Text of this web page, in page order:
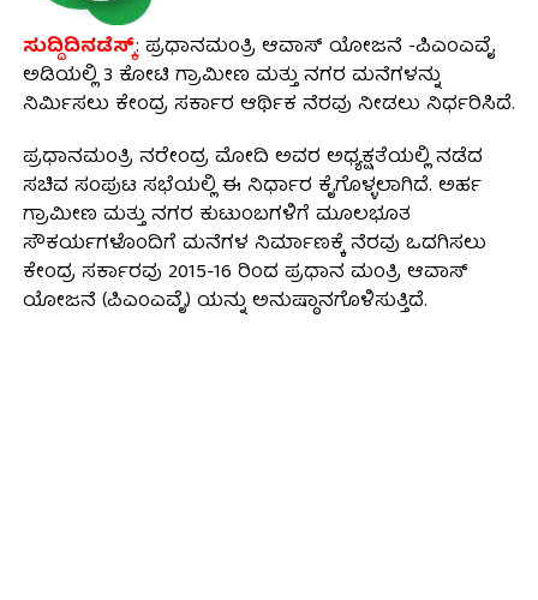
ಸುದ್ದಿದಿನಡೆಸ್ಕ್: ಪ್ರಧಾನಮಂತ್ರಿ ಆವಾಸ್ ಯೋಜನೆ -ಪಿಎಂಎವೈ
ಅಡಿಯಲ್ಲಿ 3 ಕೋಟಿ ಗ್ರಾಮೀಣ ಮತ್ತು ನಗರ ಮನೆಗಳನ್ನು
ನಿರ್ಮಿಸಲು ಕೇಂದ್ರ ಸರ್ಕಾರ ಆರ್ಥಿಕ ನೆರವು ನೀಡಲು ನಿರ್ಧರಿಸಿದೆ.
ಪ್ರಧಾನಮಂತ್ರಿ ನರೇಂದ್ರ ಮೋದಿ ಅವರ ಅಧ್ಯಕ್ಷತೆಯಲ್ಲಿ ನಡೆದ
ಸಚಿವ ಸಂಪುಟ ಸಭೆಯಲ್ಲಿ ಈ ನಿರ್ಧಾರ ಕೈಗೊಳ್ಳಲಾಗಿದೆ. ಅರ್ಹ
ಗ್ರಾಮೀಣ ಮತ್ತು ನಗರ ಕುಟುಂಬಗಳಿಗೆ ಮೂಲಭೂತ
ಸೌಕರ್ಯಗಳೊಂದಿಗೆ ಮನೆಗಳ ನಿರ್ಮಾಣಕ್ಕೆ ನೆರವು ಒದಗಿಸಲು
ಕೇಂದ್ರ ಸರ್ಕಾರವು 2015-16 ರಿಂದ ಪ್ರಧಾನ ಮಂತ್ರಿ ಆವಾಸ್
ಯೋಜನೆ (ಪಿಎಂಎವೈ) ಯನ್ನು ಅನುಷ್ಠಾನಗೊಳಿಸುತ್ತಿದೆ.